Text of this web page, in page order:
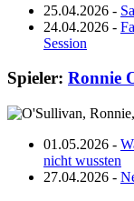
25.04.2026 -
24.04.2026 -
Session
Spieler: Ronnie
01.05.2026 -
nicht wussten
27.04.2026 -